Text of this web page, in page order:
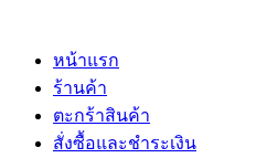
contentหน้าแรก
ร้านค้า
ตะกร้าสินค้า
สั่งซื้อและชำระเงิน